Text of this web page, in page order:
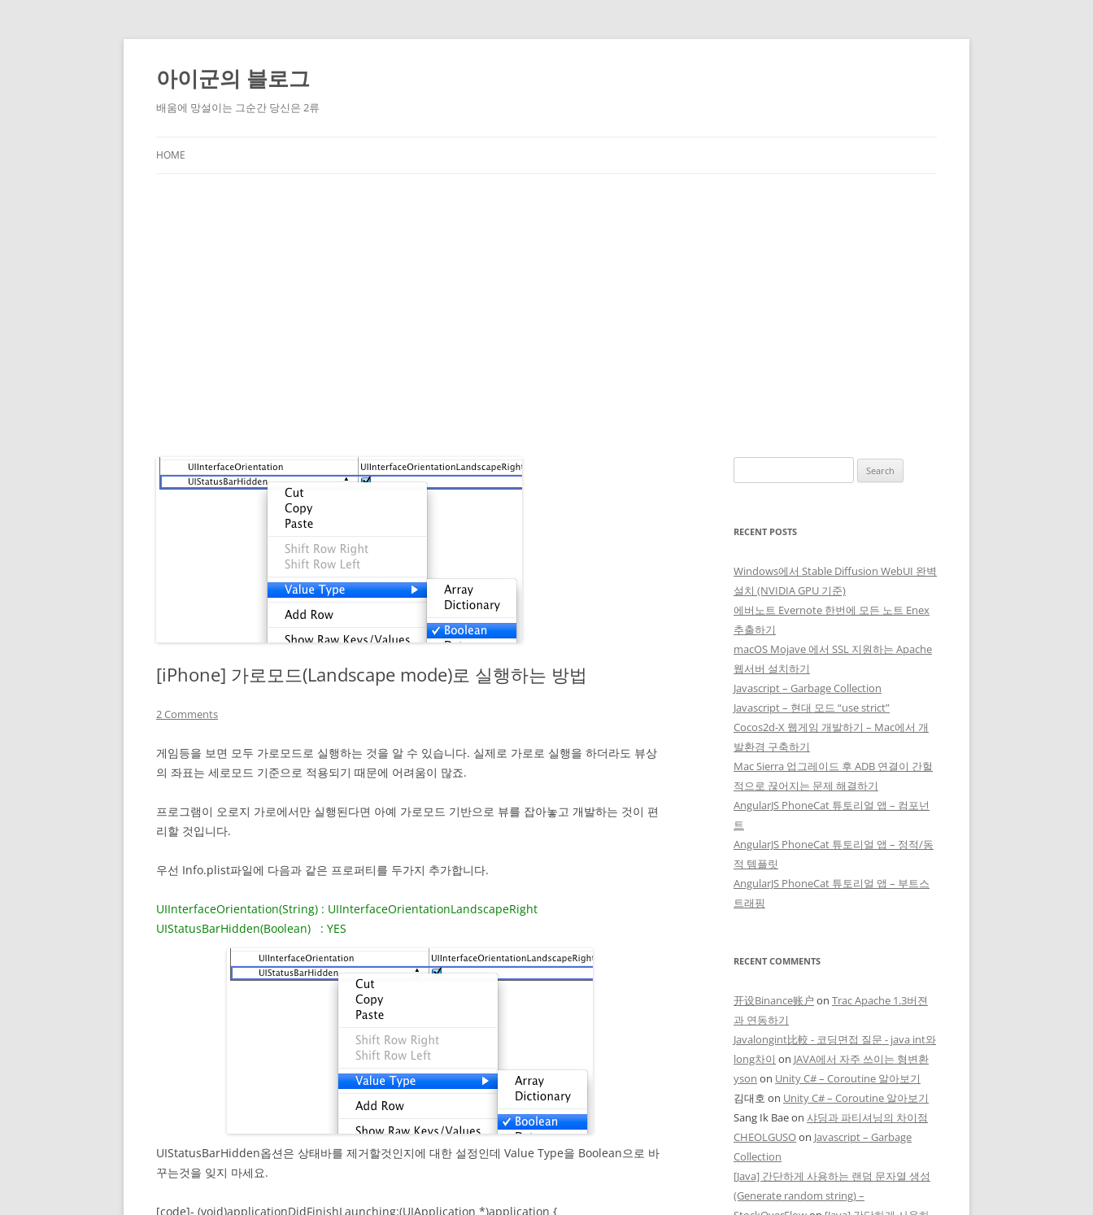
Skip
content
아이군의 블로그
배움에 망설이는 그순간 당신은 2류
HOME
[iPhone] 가로모드(Landscape mode)로 실행하는 방법
2 Comments
게임등을 보면 모두 가로모드로 실행하는 것을 알 수 있습니다. 실제로 가로로 실행을 하더라도 뷰상
의 좌표는 세로모드 기준으로 적용되기 때문에 어려움이 많죠.
프로그램이 오로지 가로에서만 실행된다면 아예 가로모드 기반으로 뷰를 잡아놓고 개발하는 것이 편
리할 것입니다.
우선 Info.plist파일에 다음과 같은 프로퍼티를 두가지 추가합니다.
UIInterfaceOrientation(String) : UIInterfaceOrientationLandscapeRight
UIStatusBarHidden(Boolean) : YES
UIStatusBarHidden옵션은 상태바를 제거할것인지에 대한 설정인데 Value Type을 Boolean으로 바
꾸는것을 잊지 마세요.
[code]- (void)applicationDidFinishLaunching:(UIApplication *)application {
for:
RECENT POSTS
Windows에서 Stable Diffusion WebUI 완벽
설치 (NVIDIA GPU 기준)
에버노트 Evernote 한번에 모든 노트 Enex
추출하기
macOS Mojave 에서 SSL 지원하는 Apache
웹서버 설치하기
Javascript – Garbage Collection
Javascript – 현대 모드 “use strict”
Cocos2d-X 웹게임 개발하기 – Mac에서 개
발환경 구축하기
Mac Sierra 업그레이드 후 ADB 연결이 간헐
적으로 끊어지는 문제 해결하기
AngularJS PhoneCat 튜토리얼 앱 – 컴포넌
트
AngularJS PhoneCat 튜토리얼 앱 – 정적/동
적 템플릿
AngularJS PhoneCat 튜토리얼 앱 – 부트스
트래핑
RECENT COMMENTS
开设Binance账户 on Trac Apache 1.3버젼
과 연동하기
Javalongint比較 - 코딩면접 질문 - java int와
long차이 on JAVA에서 자주 쓰이는 형변환
yson on Unity C# – Coroutine 알아보기
김대호 on Unity C# – Coroutine 알아보기
Sang Ik Baeon 샤딩과 파티셔닝의 차이점
CHEOLGUSOon Javascript – Garbage
Collection
[Java] 간단하게 사용하는 랜덤 문자열 생성
(Generate random string) –